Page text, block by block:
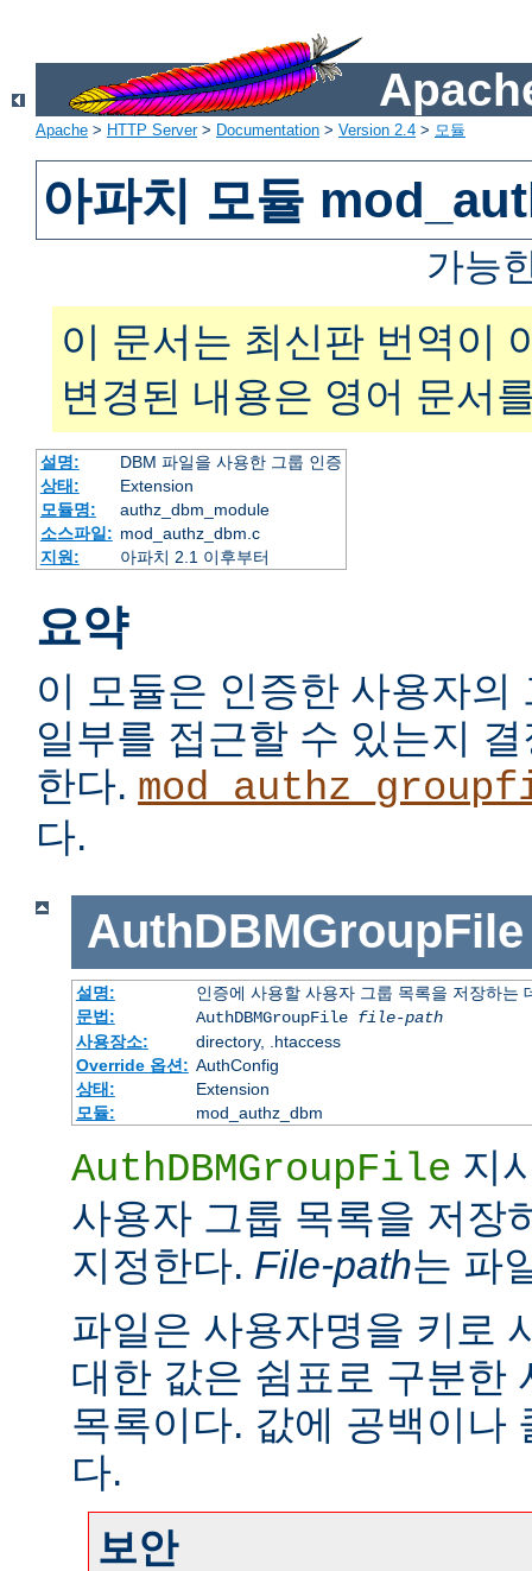
Apache > HTTP Server> Documentation > Version 2.4 > 모듈
아파치 모듈
가능
이 문서는 최신판 번역이
변경된 내용은 영어 문서
설명:
DBM 파일을 사용한 그룹 인증
상태:
Extension
모듈명:
authz_dbm_module
소스파일: mod_authz_dbm.c
지원:
아파치 2.1 이후부터
요약
이 모듈은 인증한 사용자의
일부를 접근할 수 있는지
한다.
다.
AuthDBMGroupFile
설명:
인증에 사용할 사용자 그룹 목록을 저장하는
문법:
AuthDBMGroupFile file-path
사용장소:
directory, .htaccess
Override 옵션: AuthConfig
상태:
Extension
모듈:
mod_authz_dbm
AuthDBMGroupFile 지
사용자 그룹 목록을 저장
지정한다. File-path는 파
파일은 사용자명을 키로
대한 값은 쉼표로 구분한
목록이다. 값에 공백이나
다.
보안